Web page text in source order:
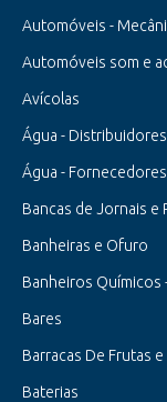
Automóveis -
Automóveis som e
Avícolas
Água - Distribuidores
Água - Fornecedores
Bancas de Jornais e
Banheiras e Ofuro
Banheiros Químicos
Bares
Barracas De Frutas e
Baterias